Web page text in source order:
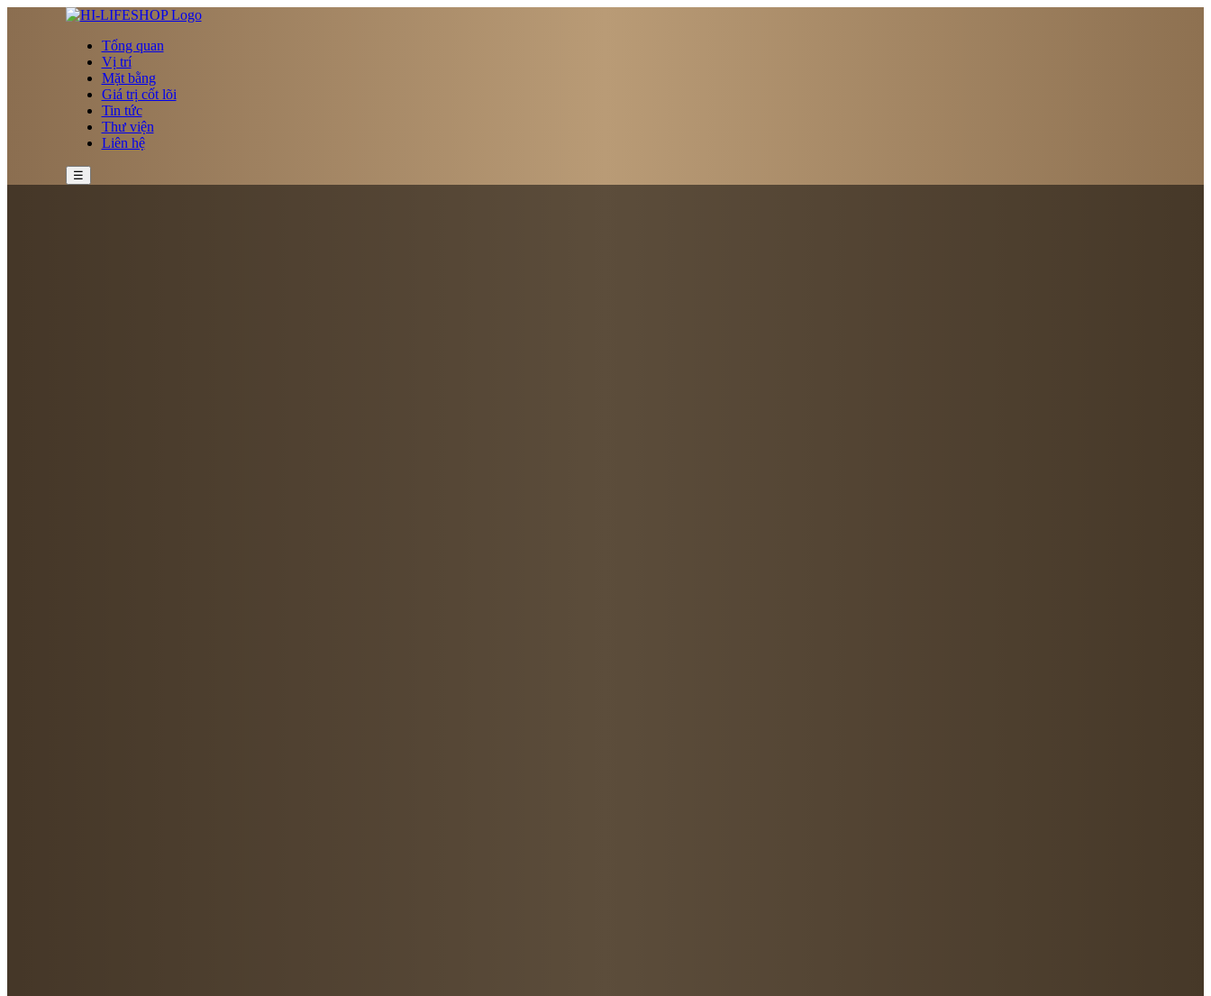
Tổng quan
Vị trí
Mặt bằng
Giá trị cốt lõi
Tin tức
Thư viện
Liên hệ
☰